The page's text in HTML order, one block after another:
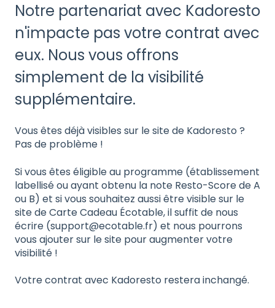
Notre partenariat avec Kadoresto
n'impacte pas votre contrat avec
eux. Nous vous offrons
simplement de la visibilité
supplémentaire.
Vous êtes déjà visibles sur le site de Kadoresto ?
Pas de problème !
Si vous êtes éligible au programme (établissement
labellisé ou ayant obtenu la note Resto-Score de A
ou B) et si vous souhaitez aussi être visible sur le
site de Carte Cadeau Écotable, il suffit de nous
écrire (support@ecotable.fr) et nous pourrons
vous ajouter sur le site pour augmenter votre
visibilité !
Votre contrat avec Kadoresto restera inchangé.